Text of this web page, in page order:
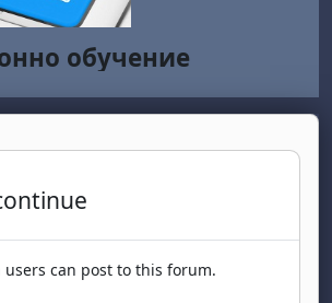
обучение
can post to this forum.